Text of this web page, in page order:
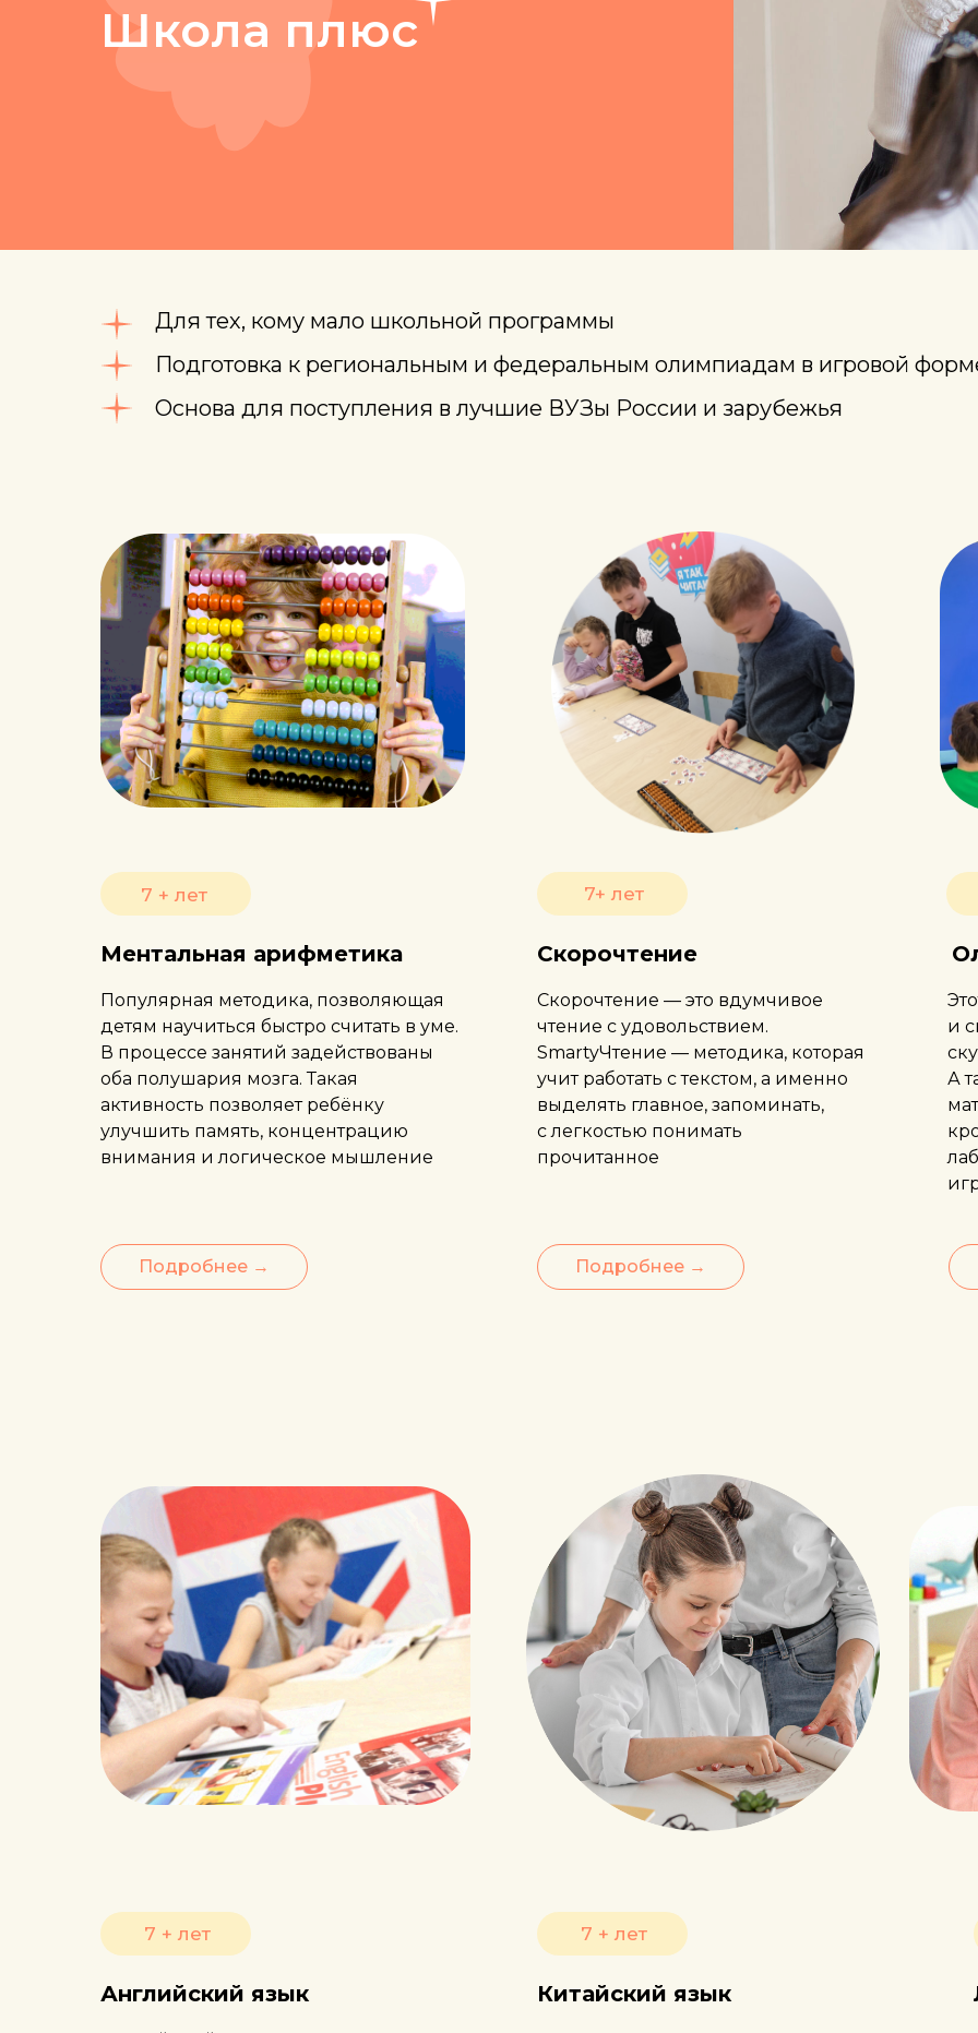
Школа плюс
Для тех, кому мало школьной программы
Подготовка к региональным и федеральным олимпиадам в игровой
Основа для поступления в лучшие ВУЗы России и зарубежья
Ментальная арифметика
Популярная методика, позволяющая
детям научиться быстро считать в уме.
В процессе занятий задействованы
оба полушария мозга. Такая
активность позволяет ребёнку
улучшить память, концентрацию
внимания и логическое мышление
Скорочтение
Скорочтение — это вдумчивое
чтение с удовольствием.
SmartyЧтение — методика, которая
учит работать с текстом, а именно
выделять главное, запоминать,
с легкостью понимать
прочитанное
и
А
Подробнее → Подробнее →
7 + лет 7+ лет
Английский язык Китайский язык
7 + лет 7 + лет